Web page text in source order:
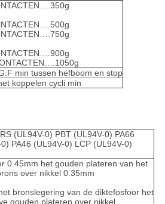
min tussen hefboom en stop
koppelen cycli min
(UL94V-0) PBT (UL94V-0) PA66
PA46 (UL94V-0) LCP (UL94V-0)
0.45mm het gouden plateren van het
over nikkel 0.35mm
bronslegering van de diktefosfoor het
gouden plateren over nikkel